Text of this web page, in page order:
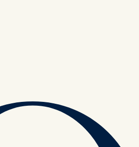
uçakla veya kendi arabanızla